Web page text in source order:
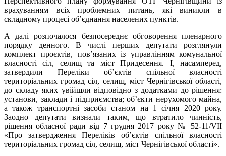
врахуванням всіх проблемних питань, які виникли в
складному процесі об’єднання населених пунктів.
А далі розпочалося безпосереднє обговорення пленарного
порядку денного. В числі перших депутати розглянули
комплект проєктів, пов’язаних із управлінням комунальної
власності сіл, селищ та міст Придесення. І, насамперед,
затвердили Переліки об’єктів спільної власності
територіальних громад сіл, селищ, міст Чернігівської області,
до складу яких увійшли відповідно з додатками до рішення:
установи, заклади і підприємства; об’єкти нерухомого майна,
а також транспортні засоби станом на 1 січня 2020 року.
Заодно депутати визнали таким, що втратило чинність,
рішення обласної ради від 7 грудня 2017 року № 52-11/VII
«Про затвердження Переліків об’єктів спільної власності
територіальних громад сіл, селищ, міст Чернігівської області».